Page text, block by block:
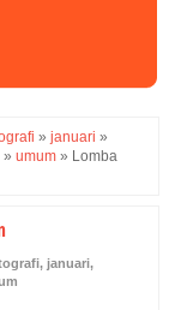
» januari »
» umum » Lomba
, januari,